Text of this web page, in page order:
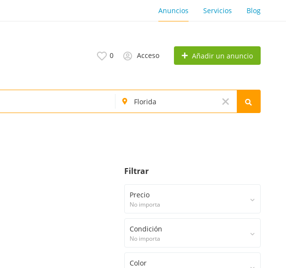
Anuncios Servicios Blog
0 Acceso Añadir un anuncio
Filtrar
Precio
No importa
Condición
No importa
Color